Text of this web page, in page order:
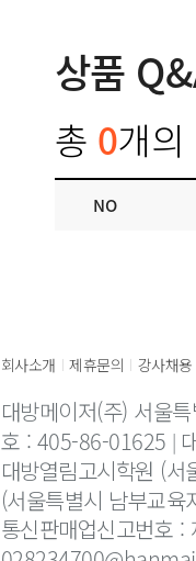
상품
총 0개
NO
회사소개 | 제휴문의 | 강사채용
대방메이저(주) 서울
호 : 405-86-01625
대방열림고시학원 (
(서울특별시 남부교
통신판매업신고번호